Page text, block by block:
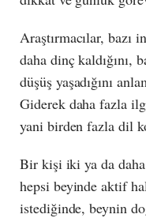
Araştırmacılar, bazı
daha dinç kaldığını,
düşüş yaşadığını
Giderek daha fazla
yani birden fazla dil
Bir kişi iki ya da
hepsi beyinde aktif
istediğinde, beynin